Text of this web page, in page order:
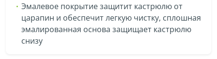
Эмалевое покрытие защитит кастрюлю от
царапин и обеспечит легкую чистку, сплошная
эмалированная основа защищает кастрюлю
снизу